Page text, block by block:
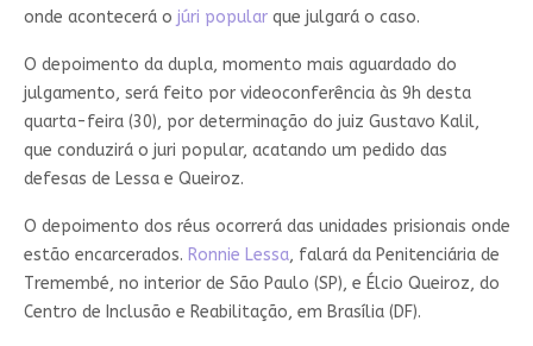
onde acontecerá o júri popularque julgará o caso.
O depoimento da dupla, momento mais aguardado do
julgamento, será feito por videoconferência às 9h desta
quarta-feira (30), por determinação do juiz Gustavo Kalil,
que conduzirá o juri popular, acatando um pedido das
defesas de Lessa e Queiroz.
O depoimento dos réus ocorrerá das unidades prisionais onde
estão encarcerados. Ronnie Lessa, falará da Penitenciária de
Tremembé, no interior de São Paulo (SP), e Élcio Queiroz, do
Centro de Inclusão e Reabilitação, em Brasília (DF).